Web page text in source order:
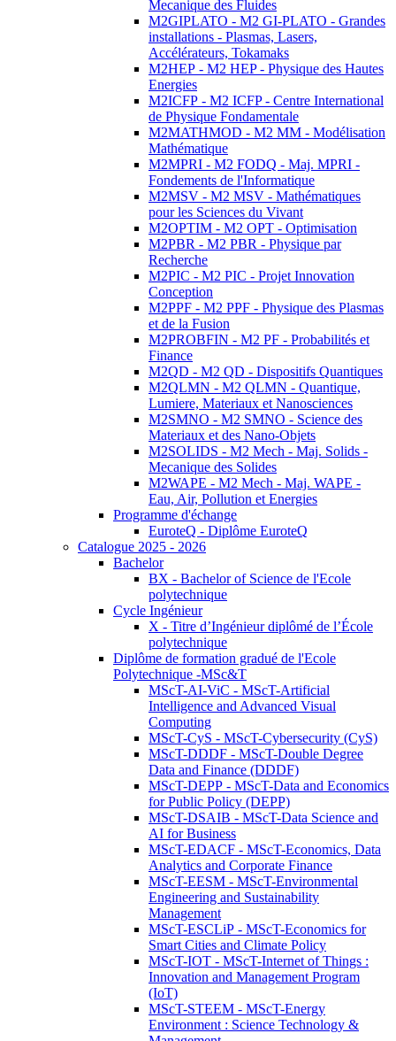
Mecanique des Fluides
M2GIPLATO - M2 GI-PLATO - Grandes
installations - Plasmas, Lasers,
Accélérateurs, Tokamaks
M2HEP - M2 HEP - Physique des Hautes
Energies
M2ICFP - M2 ICFP - Centre International
de Physique Fondamentale
M2MATHMOD - M2 MM - Modélisation
Mathématique
M2MPRI - M2 FODQ - Maj. MPRI -
Fondements de l'Informatique
M2MSV - M2 MSV - Mathématiques
pour les Sciences du Vivant
M2OPTIM - M2 OPT - Optimisation
M2PBR - M2 PBR - Physique par
Recherche
M2PIC - M2 PIC - Projet Innovation
Conception
M2PPF - M2 PPF - Physique des Plasmas
et de la Fusion
M2PROBFIN - M2 PF - Probabilités et
Finance
M2QD - M2 QD - Dispositifs Quantiques
M2QLMN - M2 QLMN - Quantique,
Lumiere, Materiaux et Nanosciences
M2SMNO - M2 SMNO - Science des
Materiaux et des Nano-Objets
M2SOLIDS - M2 Mech - Maj. Solids -
Mecanique des Solides
M2WAPE - M2 Mech - Maj. WAPE -
Eau, Air, Pollution et Energies
Programme d'échange
EuroteQ - Diplôme EuroteQ
Catalogue 2025 - 2026
Bachelor
BX - Bachelor of Science de l'Ecole
polytechnique
Cycle Ingénieur
X - Titre d’Ingénieur diplômé de l’École
polytechnique
Diplôme de formation gradué de l'Ecole
Polytechnique -MSc&T
MScT-AI-ViC - MScT-Artificial
Intelligence and Advanced Visual
Computing
MScT-CyS - MScT-Cybersecurity (CyS)
MScT-DDDF - MScT-Double Degree
Data and Finance (DDDF)
MScT-DEPP - MScT-Data and Economics
for Public Policy (DEPP)
MScT-DSAIB - MScT-Data Science and
AI for Business
MScT-EDACF - MScT-Economics, Data
Analytics and Corporate Finance
MScT-EESM - MScT-Environmental
Engineering and Sustainability
Management
MScT-ESCLiP - MScT-Economics for
Smart Cities and Climate Policy
MScT-IOT - MScT-Internet of Things :
Innovation and Management Program
(IoT)
MScT-STEEM - MScT-Energy
Environment : Science Technology &